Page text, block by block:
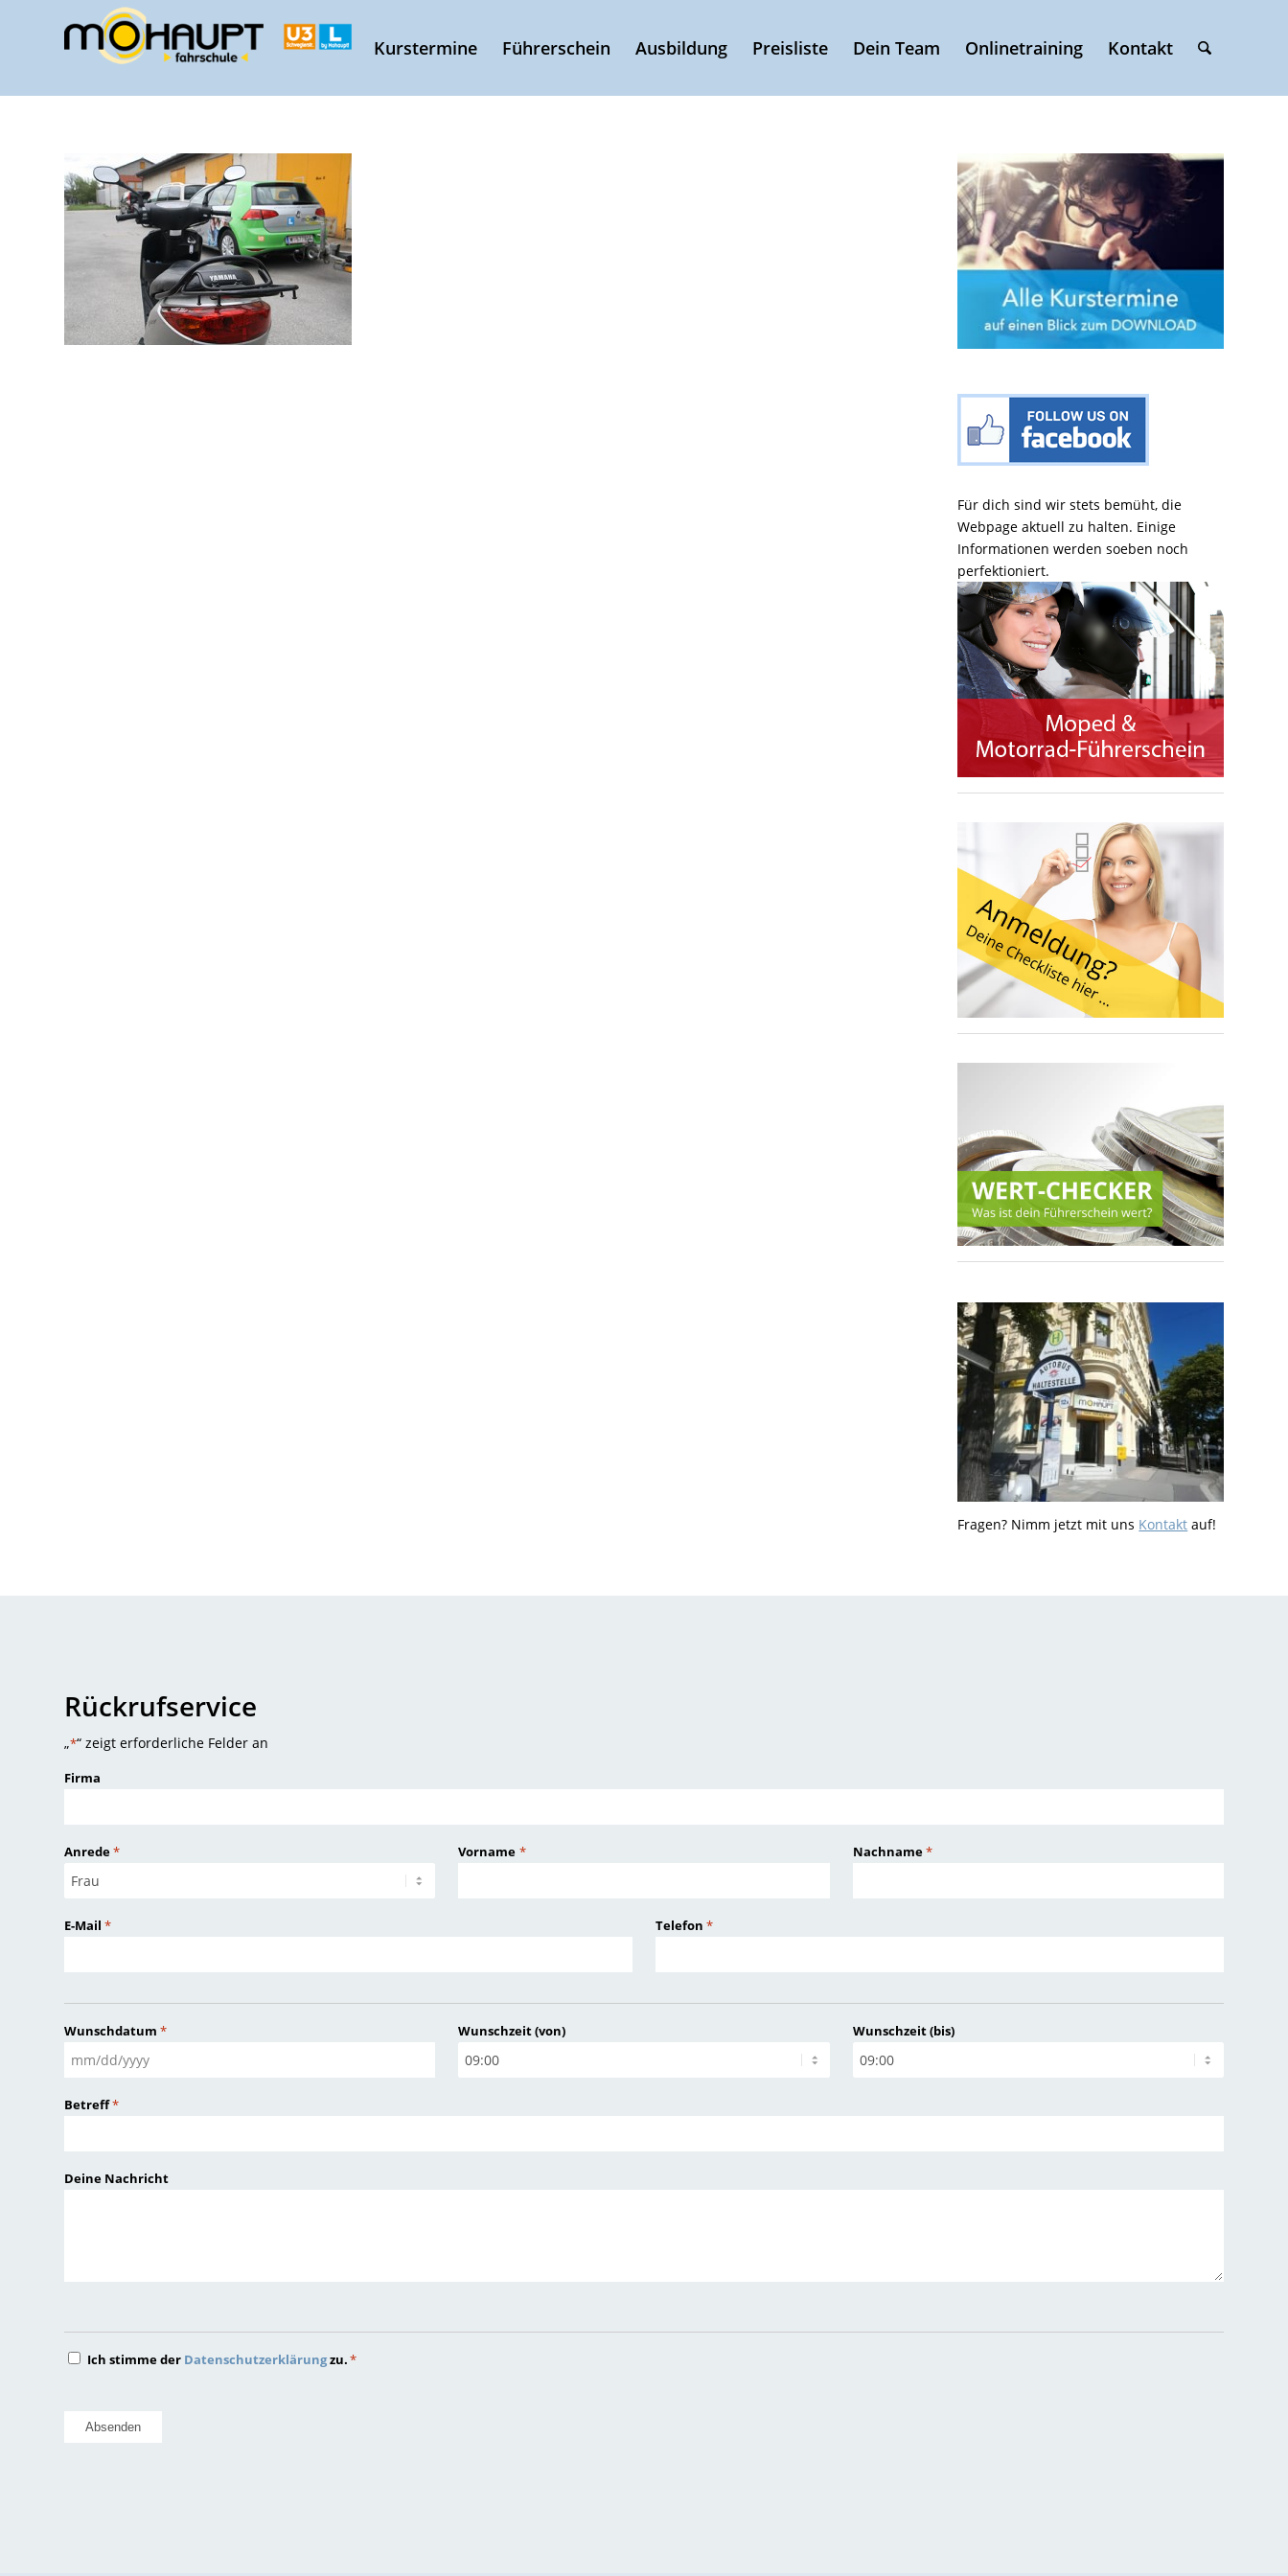
Kurstermine Führerschein Ausbildung Preisliste Dein Team Onlinetraining Kontakt
Für dich sind wir stets bemüht, die
Webpage aktuell zu halten. Einige
Informationen werden soeben noch
perfektioniert.
Fragen? Nimm jetzt mit uns Kontakt auf!
Rückrufservice
„*“ zeigt erforderliche Felder an
Firma
Anrede* Vorname * Nachname*
E-Mail * Telefon *
Wunschdatum *
MM
TT
Wunschzeit (von) Wunschzeit (bis)
Betreff*
Deine Nachricht
Datenschutz
Ich stimme der Datenschutzerklärungzu.*